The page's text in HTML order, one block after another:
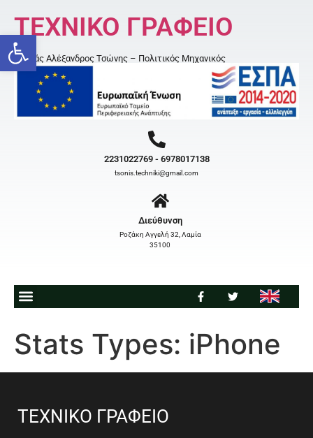
Open toolbar
ΤΕΧΝΙΚΟ ΓΡΑΦΕΙΟ
Κοσμάς Αλέξανδρος Τσώνης – Πολιτικός Μηχανικός
2231022769 - 6978017138
tsonis.techniki@gmail.com
Διεύθυνση
Ροζάκη Αγγελή 32, Λαμία
35100
Stats Types: iPhone
ΤΕΧΝΙΚΟ ΓΡΑΦΕΙΟ